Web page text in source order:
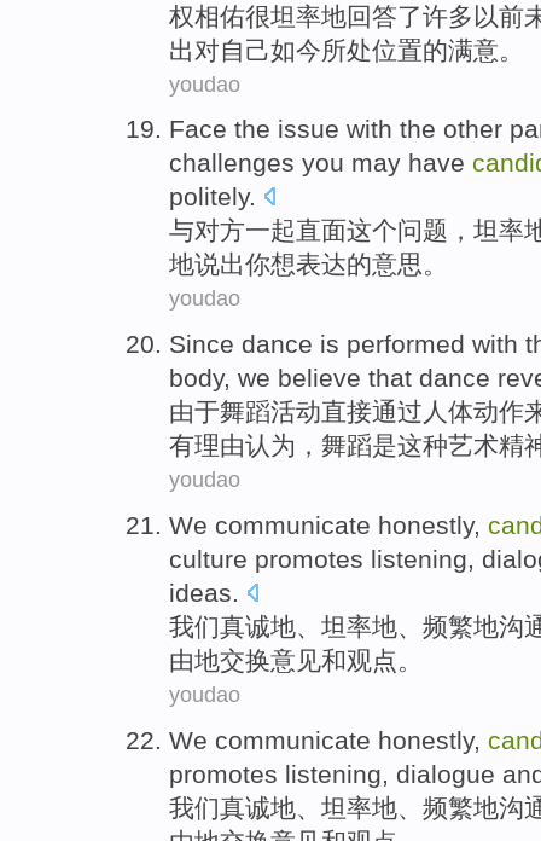
权相佑很坦率地回答了许多以前
出对自己如今所处位置的满意。
youdao
Face the issue with the other
challenges you may have
politely.
与对方一起直面这个问题 ，坦率
地说出你想表达的意思。
youdao
Since dance is performed with
body, we believe that dance
由于舞蹈活动直接通过 人体动作
有理由认为 ，舞蹈是这种艺术精
youdao
We communicate honestly,
culture promotes listening,
ideas.
我们真诚地、 坦率地、频繁地沟
由地交换意见和观点。
youdao
We communicate honestly,
promotes listening, dialogue
我们真诚地、 坦率地、 频繁地沟